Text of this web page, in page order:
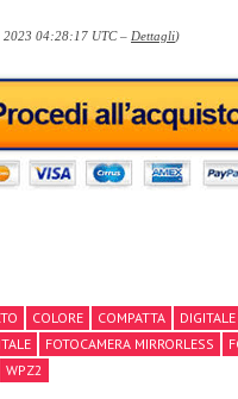
04:28:17 UTC – Dettagli)
COLORE COMPATTA
DIGITALE
FOTOCAMERA MIRRORLESS
WPZ2